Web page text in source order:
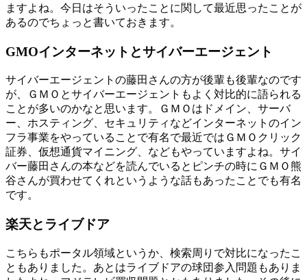
ますよね。今日はそういったことに関して最近思ったことが
あるのでちょっと書いておきます。
GMOインターネットとサイバーエージェント
サイバーエージェントの藤田さんの方が後輩も後輩なのです
が、ＧＭＯとサイバーエージェントもよく対比的に語られる
ことが多いのかなと思います。ＧＭＯはドメイン、サーバ
ー、ホスティング、セキュリティなどインターネットのイン
フラ事業をやっていることで有名で最近ではＧＭＯクリック
証券、仮想通貨マイニング、などもやっていますよね。サイ
バー藤田さんの本などを読んでいるとピンチの時にＧＭＯ熊
谷さんが買わせてくれというような話もあったことでも有名
です。
楽天とライブドア
こちらもポータル領域というか、検索周りで対比になったこ
ともありました。あとはライブドアの球団参入問題もありま